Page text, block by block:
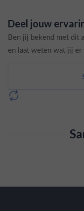
Deel jouw
Ben jij bekend met dit
en laat weten wat jij er